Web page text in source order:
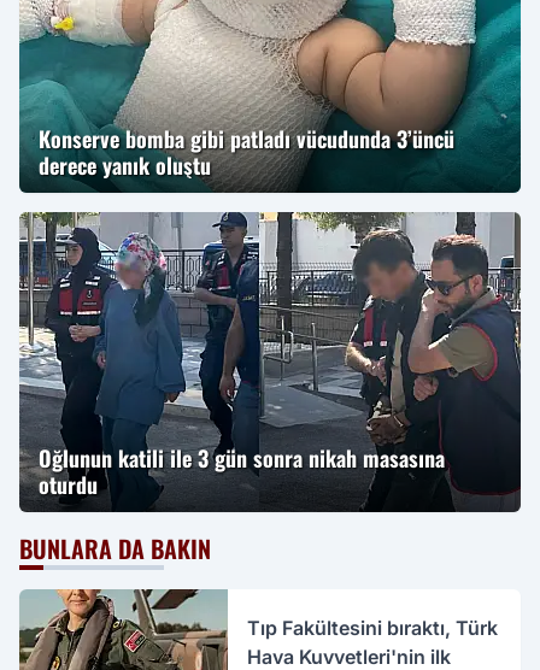
Konserve bomba gibi patladı vücudunda 3’üncü
derece yanık oluştu
Oğlunun katili ile 3 gün sonra nikah masasına
oturdu
BUNLARA DA BAKIN
Tıp Fakültesini bıraktı, Türk
Hava Kuvvetleri'nin ilk